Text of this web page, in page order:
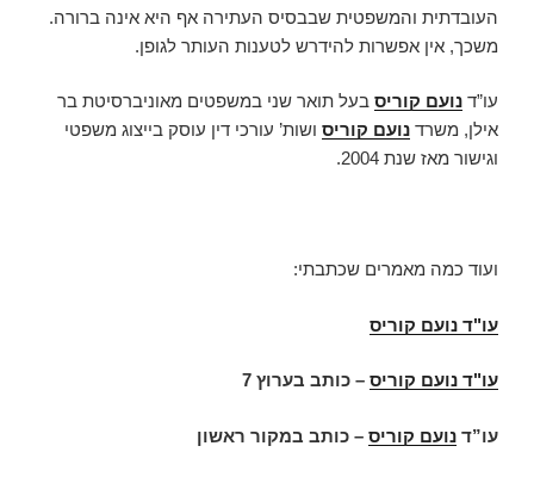
העובדתית והמשפטית שבבסיס העתירה אף היא אינה ברורה.
משכך, אין אפשרות להידרש לטענות העותר לגופן.
עו”ד נועם קוריס בעל תואר שני במשפטים מאוניברסיטת בר
אילן, משרד נועם קוריס ושות’ עורכי דין עוסק בייצוג משפטי
וגישור מאז שנת 2004.
ועוד כמה מאמרים שכתבתי:
עו"ד נועם קוריס
עו"ד נועם קוריס – כותב בערוץ 7
עו”ד נועם קוריס – כותב במקור ראשון